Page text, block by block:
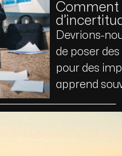
Comment
Devrions-
de poser
pour des
apprend